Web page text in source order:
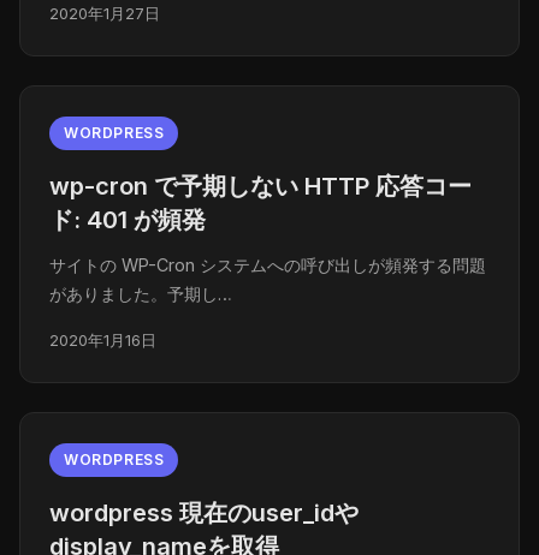
2020年1月27日
WORDPRESS
wp-cron で予期しない HTTP 応答コー
ド: 401 が頻発
サイトの WP-Cron システムへの呼び出しが頻発する問題
がありました。予期し…
2020年1月16日
WORDPRESS
wordpress 現在のuser_idや
display_nameを取得